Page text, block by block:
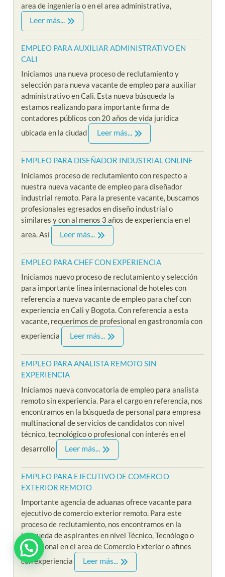
area de ingeniería o en el area administrativa,
Leer más...
EMPLEO PARA AUXILIAR ADMINISTRATIVO EN
CALI
Iniciamos una nueva proceso de reclutamiento y
selección para nueva vacante de empleo para auxiliar
administrativo en Cali. Esta nueva búsqueda la
estamos realizando para importante firma de
contadores públicos con 20 años de vida jurídica
ubicada en la ciudad
Leer más...
EMPLEO PARA DISEÑADOR INDUSTRIAL ONLINE
Iniciamos proceso de reclutamiento con respecto a
nuestra nueva vacante de empleo para diseñador
industrial remoto. Para la presente vacante, buscamos
profesionales egresados en diseño industrial o
similares y con al menos 3 años de experiencia en el
area. Así
Leer más...
EMPLEO PARA CHEF CON EXPERIENCIA
Iniciamos nuevo proceso de reclutamiento y selección
para importante linea internacional de hoteles con
referencia a nueva vacante de empleo para chef con
experiencia en Cali y Bogota. Con referencia a esta
vacante, requerimos de profesional en gastronomía con
experiencia
Leer más...
EMPLEO PARA ANALISTA REMOTO SIN
EXPERIENCIA
Iniciamos nueva convocatoria de empleo para analista
remoto sin experiencia. Para el cargo en referencia, nos
encontramos en la búsqueda de personal para empresa
multinacional de servicios de candidatos con nivel
técnico, tecnológico o profesional con interés en el
desarrollo
Leer más...
EMPLEO PARA EJECUTIVO DE COMERCIO
EXTERIOR REMOTO
Importante agencia de aduanas ofrece vacante para
ejecutivo de comercio exterior remoto. Para este
proceso de reclutamiento, nos encontramos en la
búsqueda de aspirantes en nivel Técnico, Tecnólogo o
Profesional en el area de Comercio Exterior o afines
con experiencia
Leer más...
¿ Estas interesado en Riklarma ?